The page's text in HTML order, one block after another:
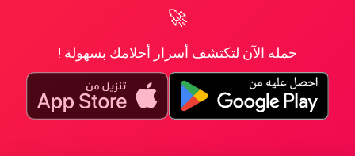
🚀
حمله الآن لتكتشف أسرار أحلامك بسهولة !